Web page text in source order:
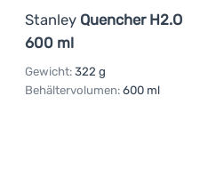
Stanley Quencher H2.O
600 ml
Gewicht: 322 g
Behältervolumen: 600 ml